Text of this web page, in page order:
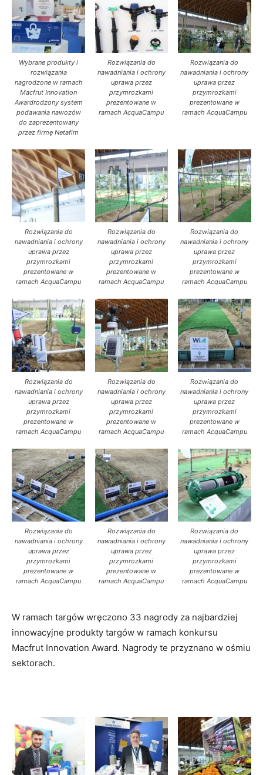
Wybrane produkty i
rozwiązania
nagrodzone w ramach
Macfrut Innovation
Awardrodzony system
podawania nawozów
do zaprezentowany
przez firmę Netafim
Rozwiązania do
nawadniania i ochrony
uprawa przez
przymrozkami
prezentowane w
ramach AcquaCampu
Rozwiązania do
nawadniania i ochrony
uprawa przez
przymrozkami
prezentowane w
ramach AcquaCampu
Rozwiązania do
nawadniania i ochrony
uprawa przez
przymrozkami
prezentowane w
ramach AcquaCampu
Rozwiązania do
nawadniania i ochrony
uprawa przez
przymrozkami
prezentowane w
ramach AcquaCampu
Rozwiązania do
nawadniania i ochrony
uprawa przez
przymrozkami
prezentowane w
ramach AcquaCampu
Rozwiązania do
nawadniania i ochrony
uprawa przez
przymrozkami
prezentowane w
ramach AcquaCampu
Rozwiązania do
nawadniania i ochrony
uprawa przez
przymrozkami
prezentowane w
ramach AcquaCampu
Rozwiązania do
nawadniania i ochrony
uprawa przez
przymrozkami
prezentowane w
ramach AcquaCampu
Rozwiązania do
nawadniania i ochrony
uprawa przez
przymrozkami
prezentowane w
ramach AcquaCampu
Rozwiązania do
nawadniania i ochrony
uprawa przez
przymrozkami
prezentowane w
ramach AcquaCampu
Rozwiązania do
nawadniania i ochrony
uprawa przez
przymrozkami
prezentowane w
ramach AcquaCampu
W ramach targów wręczono 33 nagrody za najbardziej
innowacyjne produkty targów w ramach konkursu
Macfrut Innovation Award. Nagrody te przyznano w ośmiu
sektorach.